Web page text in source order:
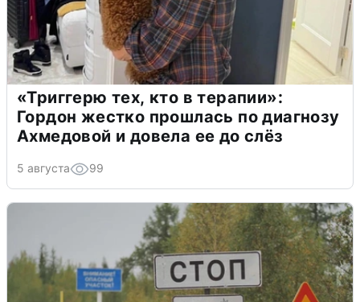
«Триггерю тех, кто в терапии»:
Гордон жестко прошлась по диагнозу
Ахмедовой и довела ее до слёз
5 августа 99